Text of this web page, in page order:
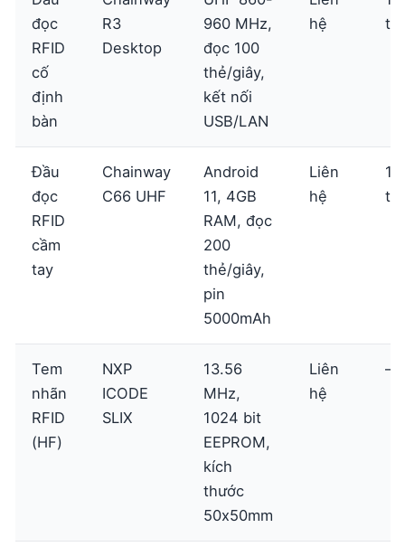
đọc
RFID
cố
định
bàn
R3
Desktop
960 MHz,
đọc 100
thẻ/giây,
kết nối
USB/LAN
hệ
Đầu
đọc
RFID
cầm
tay
Chainway
C66 UHF
Android
11, 4GB
RAM, đọc
200
thẻ/giây,
pin
5000mAh
Liên
hệ
12
Tem
nhãn
RFID
(HF)
NXP
ICODE
SLIX
13.56
MHz,
1024 bit
EEPROM,
kích
thước
50x50mm
Liên
hệ
—